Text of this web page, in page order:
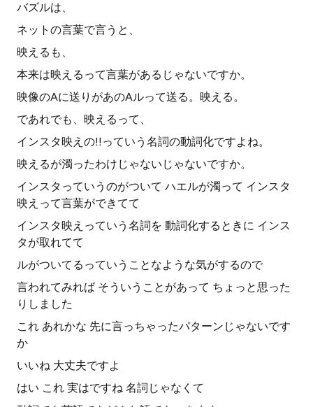
バズルは、
ネットの言葉で言うと、
映えるも、
本来は映えるって言葉があるじゃないですか。
映像のAに送りがあのAルって送る。映える。
であれでも、映えるって、
インスタ映えの!!っていう名詞の動詞化ですよね。
映えるが濁ったわけじゃないじゃないですか。
インスタっていうのがついて ハエルが濁って インスタ
映えって言葉ができてて
インスタ映えっていう名詞を 動詞化するときに インス
タが取れてて
ルがついてるっていうことなような気がするので
言われてみれば そういうことがあって ちょっと思った
りしました
これ あれかな 先に言っちゃったパターンじゃないです
か
いいね 大丈夫ですよ
はい これ 実はですね 名詞じゃなくて